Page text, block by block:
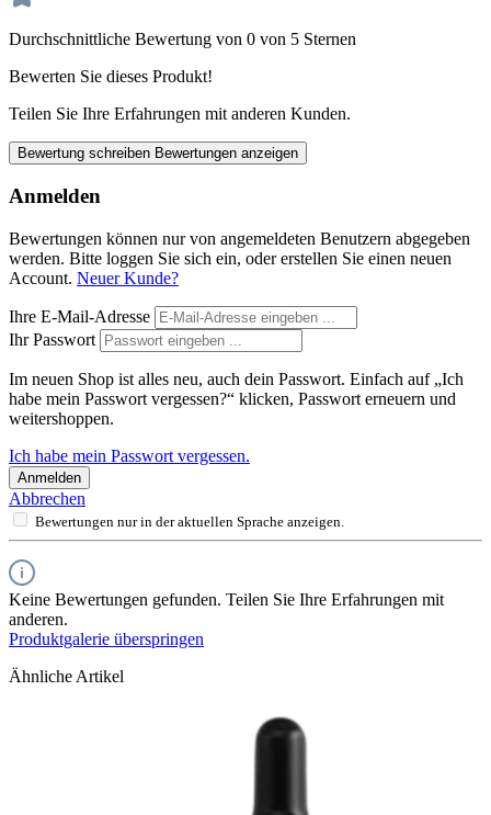
Durchschnittliche Bewertung von 0 von 5 Sternen
Bewerten Sie dieses Produkt!
Teilen Sie Ihre Erfahrungen mit anderen Kunden.
Bewertung schreiben Bewertungen anzeigen
Anmelden
Bewertungen können nur von angemeldeten Benutzern abgegeben
werden. Bitte loggen Sie sich ein, oder erstellen Sie einen neuen
Account. Neuer Kunde?
Ihre E-Mail-Adresse
Ihr Passwort
Im neuen Shop ist alles neu, auch dein Passwort. Einfach auf „Ich
habe mein Passwort vergessen?“ klicken, Passwort erneuern und
weitershoppen.
Ich habe mein Passwort vergessen.
Anmelden
Abbrechen
Bewertungen nur in der aktuellen Sprache anzeigen.
Keine Bewertungen gefunden. Teilen Sie Ihre Erfahrungen mit
anderen.
Produktgalerie überspringen
Ähnliche Artikel